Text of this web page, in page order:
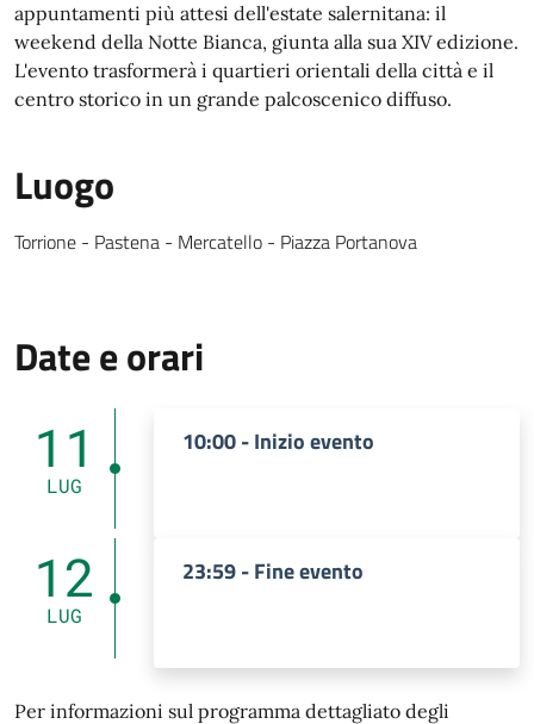
appuntamenti più attesi dell'estate salernitana: il
weekend della Notte Bianca, giunta alla sua XIV edizione.
L'evento trasformerà i quartieri orientali della città e il
centro storico in un grande palcoscenico diffuso.
Luogo
Luogo Testuale
Torrione - Pastena - Mercatello - Piazza Portanova
Date e orari
11
LUG
10:00 - Inizio evento
12
LUG
23:59 - Fine evento
Per informazioni sul programma dettagliato degli